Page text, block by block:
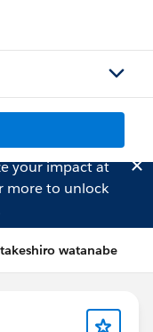
your impact at
more to unlock
watanabe